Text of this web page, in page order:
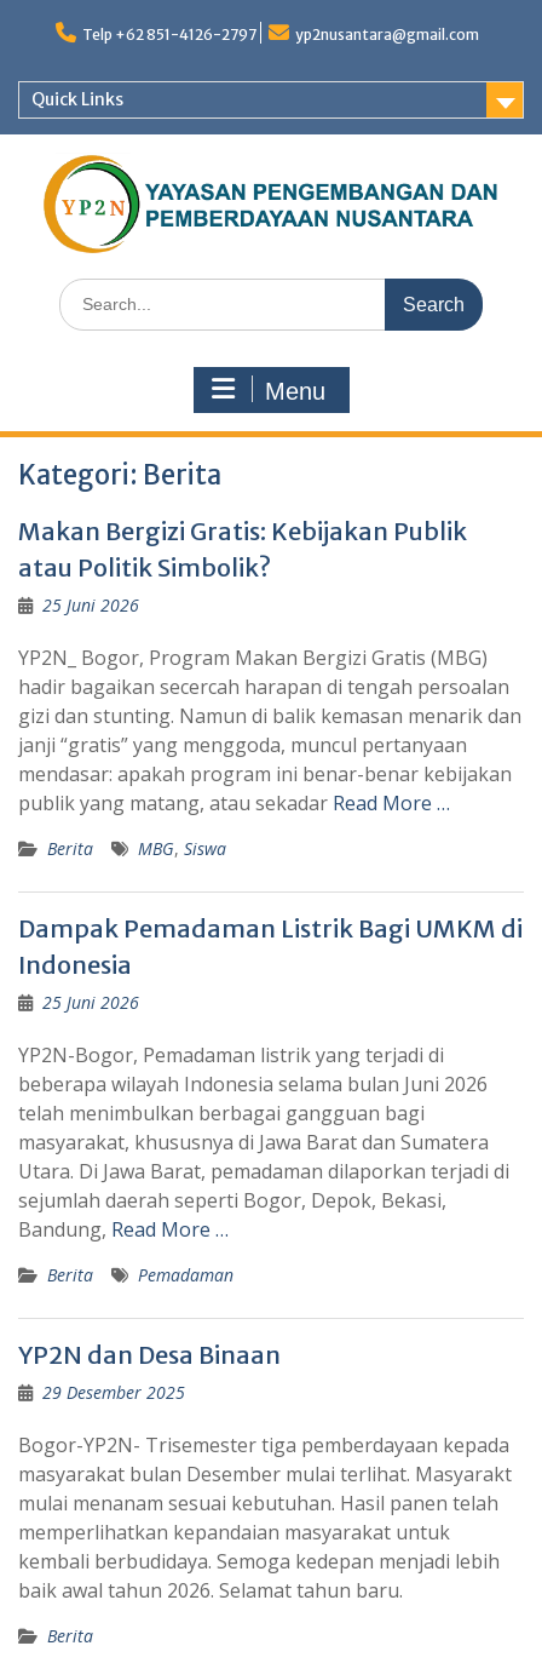
Telp +62 851-4126-2797 yp2nusantara@gmail.com
Quick Links
Search
for:
Menu
Kategori: Berita
Makan Bergizi Gratis: Kebijakan Publik
atau Politik Simbolik?
25 Juni 2026
YP2N_ Bogor, Program Makan Bergizi Gratis (MBG)
hadir bagaikan secercah harapan di tengah persoalan
gizi dan stunting. Namun di balik kemasan menarik dan
janji “gratis” yang menggoda, muncul pertanyaan
mendasar: apakah program ini benar-benar kebijakan
publik yang matang, atau sekadar Read More …
Berita MBG, Siswa
Dampak Pemadaman Listrik Bagi UMKM di
Indonesia
25 Juni 2026
YP2N-Bogor, Pemadaman listrik yang terjadi di
beberapa wilayah Indonesia selama bulan Juni 2026
telah menimbulkan berbagai gangguan bagi
masyarakat, khususnya di Jawa Barat dan Sumatera
Utara. Di Jawa Barat, pemadaman dilaporkan terjadi di
sejumlah daerah seperti Bogor, Depok, Bekasi,
Bandung, Read More …
Berita Pemadaman
YP2N dan Desa Binaan
29 Desember 2025
Bogor-YP2N- Trisemester tiga pemberdayaan kepada
masyarakat bulan Desember mulai terlihat. Masyarakt
mulai menanam sesuai kebutuhan. Hasil panen telah
memperlihatkan kepandaian masyarakat untuk
kembali berbudidaya. Semoga kedepan menjadi lebih
baik awal tahun 2026. Selamat tahun baru.
Berita